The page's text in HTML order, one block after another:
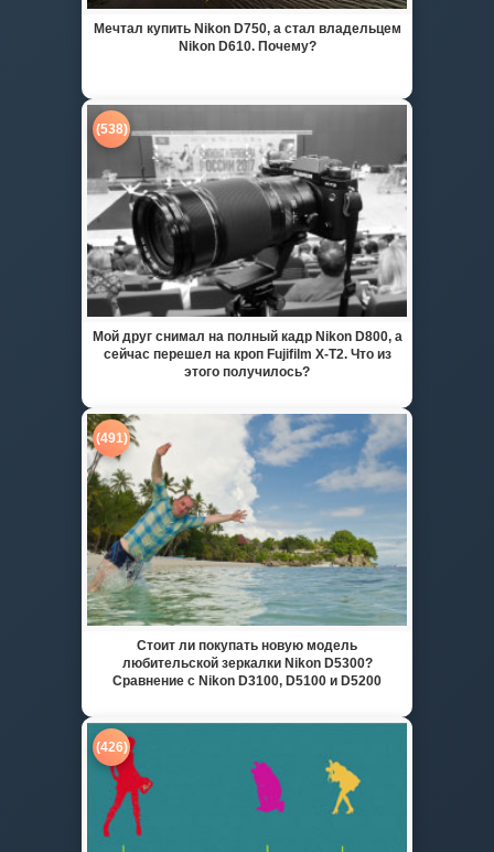
Мечтал купить Nikon D750, а стал владельцем
Nikon D610. Почему?
(538)
Мой друг снимал на полный кадр Nikon D800, а
сейчас перешел на кроп Fujifilm X-T2. Что из
этого получилось?
(491)
Стоит ли покупать новую модель
любительской зеркалки Nikon D5300?
Сравнение с Nikon D3100, D5100 и D5200
(426)